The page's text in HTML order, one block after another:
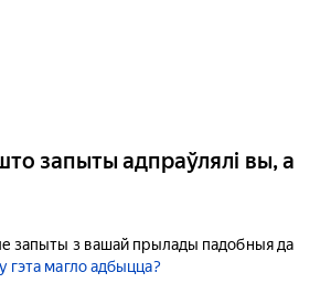
запыты адпраўлялі вы, а
запыты з вашай прылады падобныя да
гэта магло адбыцца?